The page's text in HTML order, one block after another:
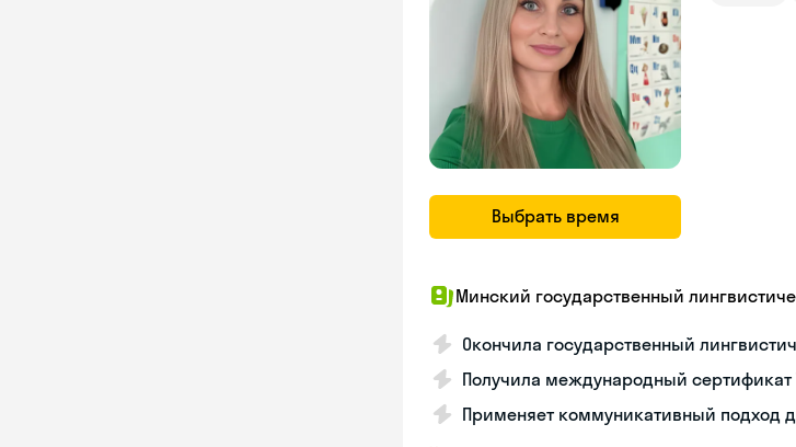
Выбрать время
Минский государственный
Окончила государственный
Получила международный сертификат
Применяет коммуникативный подход